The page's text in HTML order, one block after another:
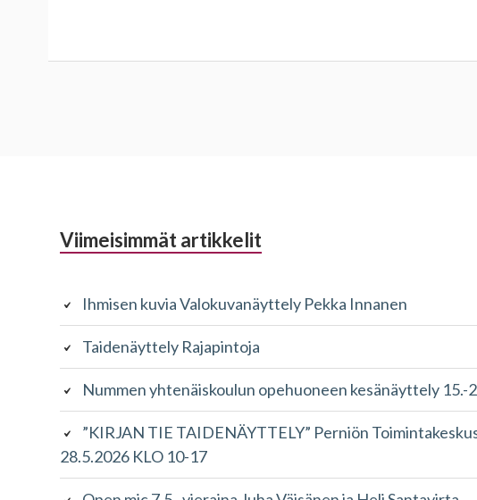
Alapalkin
Viimeisimmät artikkelit
Ihmisen kuvia Valokuvanäyttely Pekka Innanen
Taidenäyttely Rajapintoja
Nummen yhtenäiskoulun opehuoneen kesänäyttely 15.-
”KIRJAN TIE TAIDENÄYTTELY” Perniön
28.5.2026 KLO 10-17